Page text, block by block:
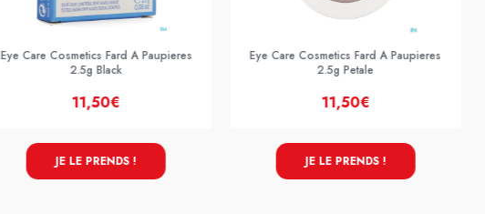
Eye Care Cosmetics Fard A Paupieres
2.5g Black
11,50€
JE LE PRENDS !
Eye Care Cosmetics Fard A Paupieres
2.5g Petale
11,50€
JE LE PRENDS !